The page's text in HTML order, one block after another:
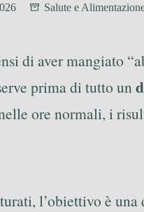
Salute e
di aver mangiato
prima di tutto un
ore normali, i
l’obiettivo è una